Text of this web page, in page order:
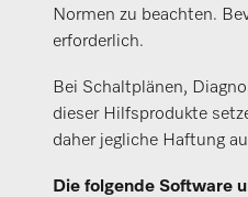
Normen zu beachten.
erforderlich.
Bei Schaltplänen,
dieser Hilfsprodukte
daher jegliche Haftung
Die folgende Software